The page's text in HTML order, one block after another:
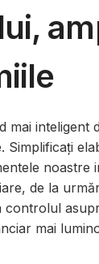
mai inteligent
Simplificați
noastre
de la
controlul
mai